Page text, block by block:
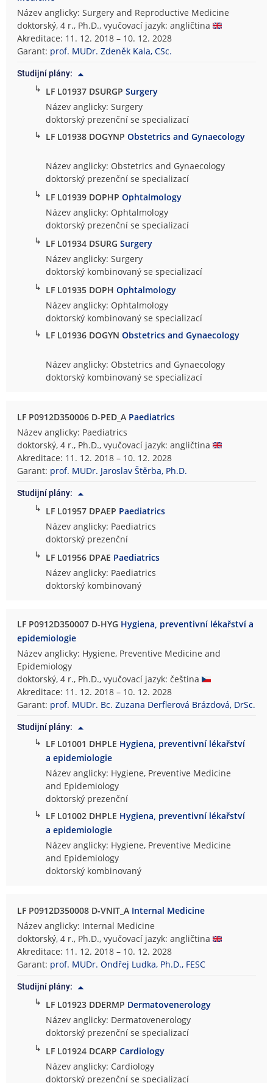
Název anglicky: Surgery and Reproductive Medicine
doktorský, 4 r., Ph.D., vyučovací jazyk: angličtina
Akreditace: 11. 12. 2018 – 10. 12. 2028
Garant: prof. MUDr. Zdeněk Kala, CSc.
Studijní plány:
↳ LF L01937 DSURGPSurgery
Název anglicky: Surgery
doktorský prezenční se specializací
↳ LF L01938 DOGYNPObstetrics and Gynaecology
Název anglicky: Obstetrics and Gynaecology
doktorský prezenční se specializací
↳ LF L01939 DOPHPOphtalmology
Název anglicky: Ophtalmology
doktorský prezenční se specializací
↳ LF L01934 DSURGSurgery
Název anglicky: Surgery
doktorský kombinovaný se specializací
↳ LF L01935 DOPHOphtalmology
Název anglicky: Ophtalmology
doktorský kombinovaný se specializací
↳ LF L01936 DOGYNObstetrics and Gynaecology
Název anglicky: Obstetrics and Gynaecology
doktorský kombinovaný se specializací
LF P0912D350006 D-PED_A Paediatrics
Název anglicky: Paediatrics
doktorský, 4 r., Ph.D., vyučovací jazyk: angličtina
Akreditace: 11. 12. 2018 – 10. 12. 2028
Garant: prof. MUDr. Jaroslav Štěrba, Ph.D.
Studijní plány:
↳ LF L01957 DPAEP Paediatrics
Název anglicky: Paediatrics
doktorský prezenční
↳ LF L01956 DPAE Paediatrics
Název anglicky: Paediatrics
doktorský kombinovaný
LF P0912D350007 D-HYG Hygiena, preventivní lékařství a
epidemiologie
Název anglicky: Hygiene, Preventive Medicine and
Epidemiology
doktorský, 4 r., Ph.D., vyučovací jazyk: čeština
Akreditace: 11. 12. 2018 – 10. 12. 2028
Garant: prof. MUDr. Bc. Zuzana Derflerová Brázdová, DrSc.
Studijní plány:
↳ LF L01001 DHPLE Hygiena, preventivní lékařství
a epidemiologie
Název anglicky: Hygiene, Preventive Medicine
and Epidemiology
doktorský prezenční
↳ LF L01002 DHPLE Hygiena, preventivní lékařství
a epidemiologie
Název anglicky: Hygiene, Preventive Medicine
and Epidemiology
doktorský kombinovaný
LF P0912D350008 D-VNIT_A Internal Medicine
Název anglicky: Internal Medicine
doktorský, 4 r., Ph.D., vyučovací jazyk: angličtina
Akreditace: 11. 12. 2018 – 10. 12. 2028
Garant: prof. MUDr. Ondřej Ludka, Ph.D., FESC
Studijní plány:
↳ LF L01923 DDERMP Dermatovenerology
Název anglicky: Dermatovenerology
doktorský prezenční se specializací
↳ LF L01924 DCARPCardiology
Název anglicky: Cardiology
doktorský prezenční se specializací